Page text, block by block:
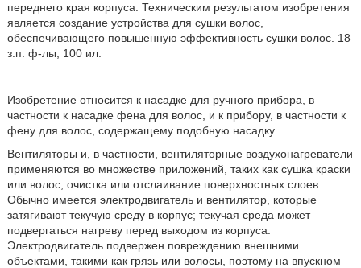
переднего края корпуса. Техническим результатом изобретения
является создание устройства для сушки волос,
обеспечивающего повышенную эффективность сушки волос. 18
з.п. ф-лы, 100 ил.
Изобретение относится к насадке для ручного прибора, в
частности к насадке фена для волос, и к прибору, в частности к
фену для волос, содержащему подобную насадку.
Вентиляторы и, в частности, вентиляторные воздухонагреватели
применяются во множестве приложений, таких как сушка краски
или волос, очистка или отслаивание поверхностных слоев.
Обычно имеется электродвигатель и вентилятор, которые
затягивают текучую среду в корпус; текучая среда может
подвергаться нагреву перед выходом из корпуса.
Электродвигатель подвержен повреждению внешними
объектами, такими как грязь или волосы, поэтому на впускном